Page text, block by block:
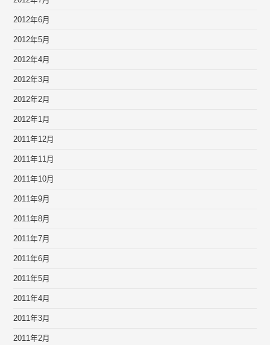
2012年6月
2012年5月
2012年4月
2012年3月
2012年2月
2012年1月
2011年12月
2011年11月
2011年10月
2011年9月
2011年8月
2011年7月
2011年6月
2011年5月
2011年4月
2011年3月
2011年2月